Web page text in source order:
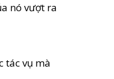
nó vượt ra
tác vụ mà